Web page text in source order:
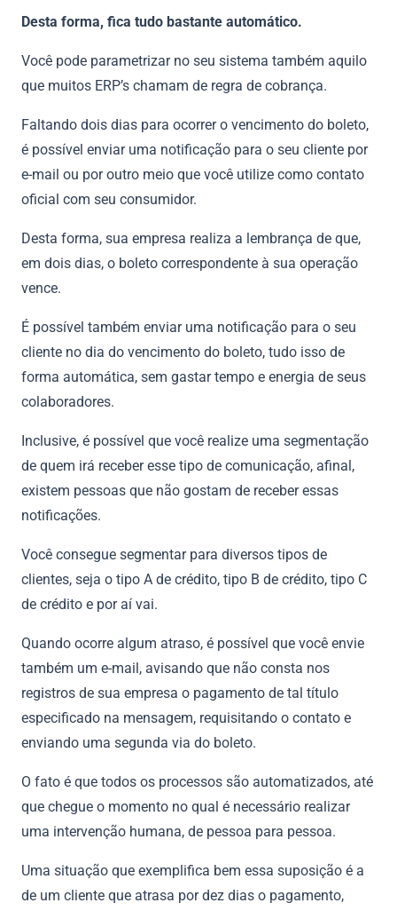
Desta forma, fica tudo bastante automático.
Você pode parametrizar no seu sistema também aquilo
que muitos ERP’s chamam de regra de cobrança.
Faltando dois dias para ocorrer o vencimento do boleto,
é possível enviar uma notificação para o seu cliente por
e-mail ou por outro meio que você utilize como contato
oficial com seu consumidor.
Desta forma, sua empresa realiza a lembrança de que,
em dois dias, o boleto correspondente à sua operação
vence.
É possível também enviar uma notificação para o seu
cliente no dia do vencimento do boleto, tudo isso de
forma automática, sem gastar tempo e energia de seus
colaboradores.
Inclusive, é possível que você realize uma segmentação
de quem irá receber esse tipo de comunicação, afinal,
existem pessoas que não gostam de receber essas
notificações.
Você consegue segmentar para diversos tipos de
clientes, seja o tipo A de crédito, tipo B de crédito, tipo C
de crédito e por aí vai.
Quando ocorre algum atraso, é possível que você envie
também um e-mail, avisando que não consta nos
registros de sua empresa o pagamento de tal título
especificado na mensagem, requisitando o contato e
enviando uma segunda via do boleto.
O fato é que todos os processos são automatizados, até
que chegue o momento no qual é necessário realizar
uma intervenção humana, de pessoa para pessoa.
Uma situação que exemplifica bem essa suposição é a
de um cliente que atrasa por dez dias o pagamento,